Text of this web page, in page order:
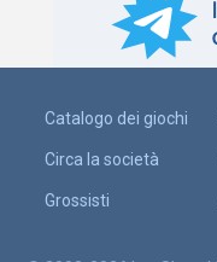
Catalogo dei giochi
Circa la società
Grossisti